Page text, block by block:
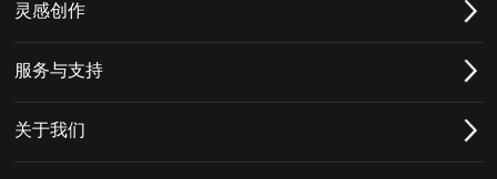
灵感创作
服务与支持
关于我们